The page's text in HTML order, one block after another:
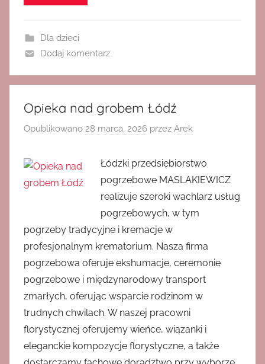
Dla dzieci
Dodaj komentarz
Opieka nad grobem Łódź
Opublikowano 28 marca, 2026 przez Arek
Łódzki przedsiębiorstwo
pogrzebowe MASLAKIEWICZ
realizuje szeroki wachlarz usług
pogrzebowych, w tym
pogrzeby tradycyjne i kremacje w
profesjonalnym krematorium. Nasza firma
pogrzebowa oferuje ekshumacje, ceremonie
pogrzebowe i międzynarodowy transport
zmarłych, oferując wsparcie rodzinom w
trudnych chwilach. W naszej pracowni
florystycznej oferujemy wieńce, wiązanki i
eleganckie kompozycje florystyczne, a także